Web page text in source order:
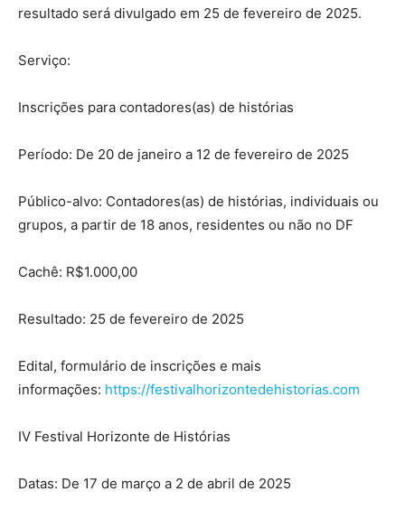
resultado será divulgado em 25 de fevereiro de 2025.
Serviço:
Inscrições para contadores(as) de histórias
Período: De 20 de janeiro a 12 de fevereiro de 2025
Público-alvo: Contadores(as) de histórias, individuais ou
grupos, a partir de 18 anos, residentes ou não no DF
Cachê: R$1.000,00
Resultado: 25 de fevereiro de 2025
Edital, formulário de inscrições e mais
informações: https://festivalhorizontedehistorias.com
IV Festival Horizonte de Histórias
Datas: De 17 de março a 2 de abril de 2025